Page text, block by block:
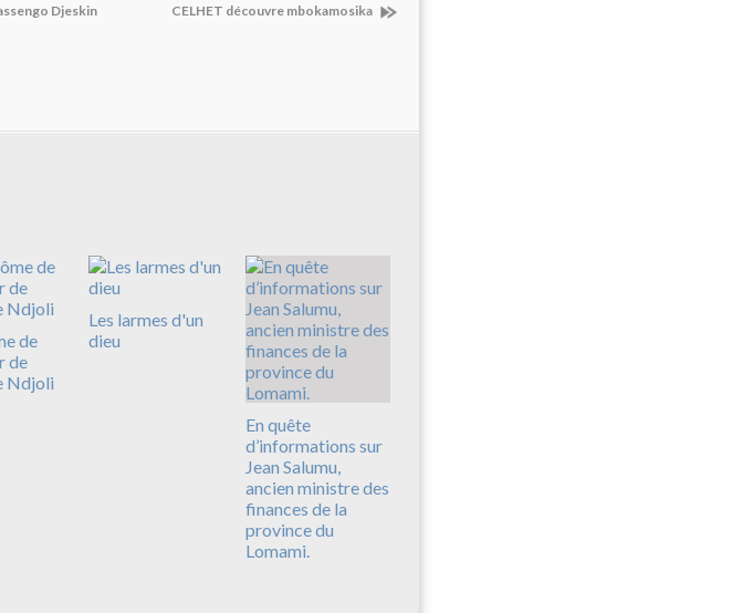
Djeskin CELHET découvre mbokamosika
de
de
Ndjoli
Les larmes d'un
dieu
En quête
d’informations sur
Jean Salumu,
ancien ministre des
finances de la
province du
Lomami.